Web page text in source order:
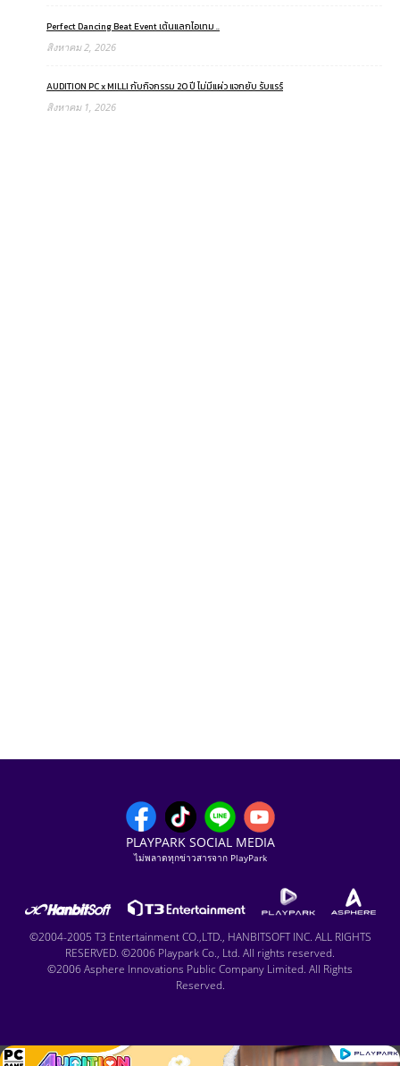
Perfect Dancing Beat Event เต้นแลกไอเทม ..
สิงหาคม 2, 2026
AUDITION PC x MILLI กับกิจกรรม 20 ปี ไม่มีแผ่ว แจกยับ รับแรร์
สิงหาคม 1, 2026
PLAYPARK SOCIAL MEDIA
ไม่พลาดทุกข่าวสารจาก PlayPark
©2004-2005 T3 Entertainment CO.,LTD., HANBITSOFT INC. ALL RIGHTS
RESERVED. ©2006 Playpark Co., Ltd. All rights reserved.
©2006 Asphere Innovations Public Company Limited. All Rights
Reserved.